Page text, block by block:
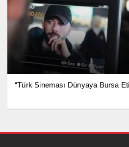
“Türk Sineması Dünyaya Bursa